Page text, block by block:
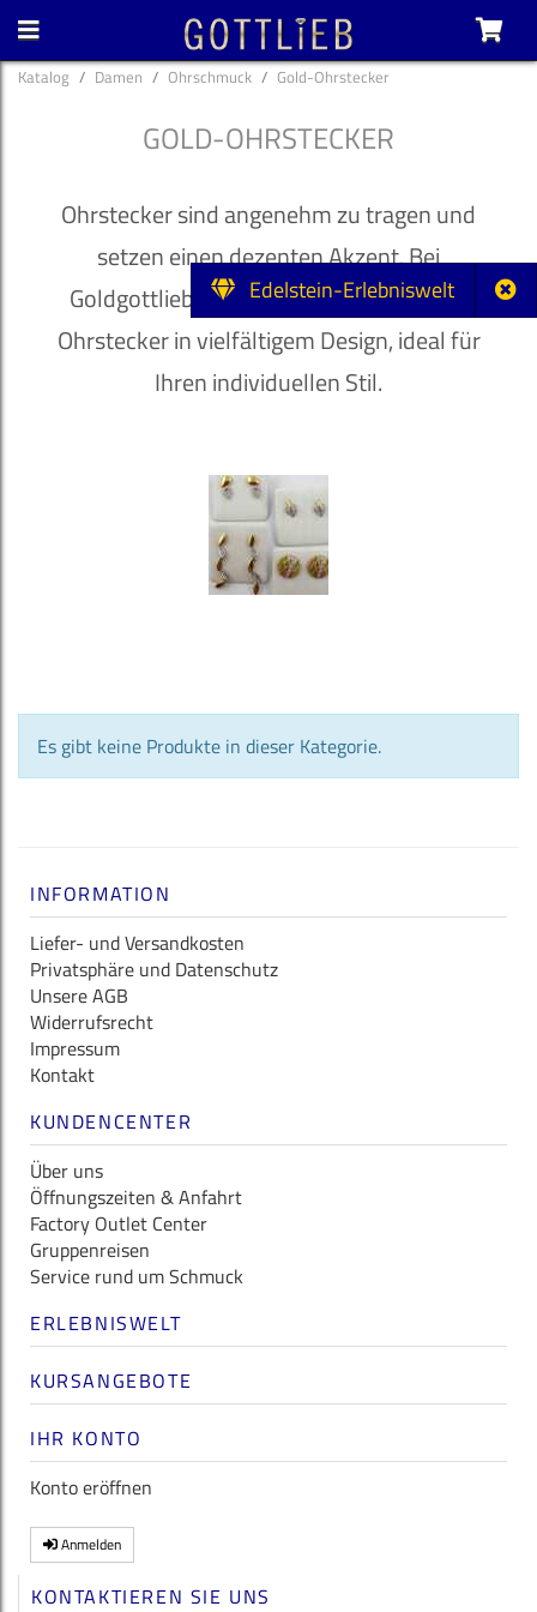
Edelstein-Erlebniswelt
Katalog Damen Ohrschmuck Gold-Ohrstecker
GOLD-OHRSTECKER
Ohrstecker sind angenehm zu tragen und
setzen einen dezenten Akzent. Bei
Goldgottlieb finden Sie zahlreiche Gold-
Ohrstecker in vielfältigem Design, ideal für
Ihren individuellen Stil.
Es gibt keine Produkte in dieser Kategorie.
INFORMATION
Liefer- und Versandkosten
Privatsphäre und Datenschutz
Unsere AGB
Widerrufsrecht
Impressum
Kontakt
KUNDENCENTER
Über uns
Öffnungszeiten & Anfahrt
Factory Outlet Center
Gruppenreisen
Service rund um Schmuck
ERLEBNISWELT
KURSANGEBOTE
IHR KONTO
Konto eröffnen
Anmelden
KONTAKTIEREN SIE UNS